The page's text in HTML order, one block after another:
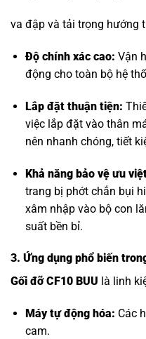
va đập và tải trọng hướng
Độ chính xác cao: Vận
động cho toàn bộ hệ
Lắp đặt thuận tiện:
việc lắp đặt vào thân
nên nhanh chóng, tiết
Khả năng bảo vệ ưu
trang bị phớt chắn bụi
xâm nhập vào bộ con
suất bền bỉ.
3. Ứng dụng phổ biến
Gối đỡ CF10 BUU là linh
Máy tự động hóa: Các
cam.